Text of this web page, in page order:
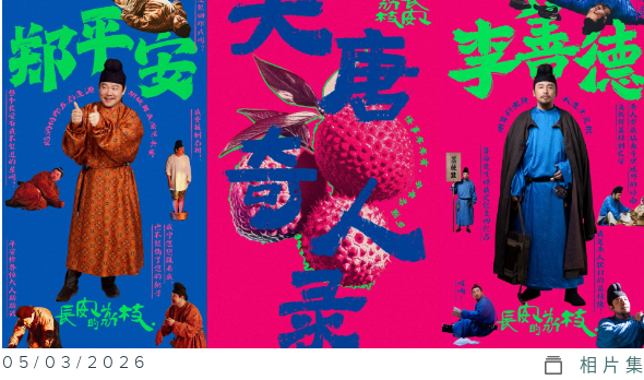
第三十集：何有光
給魚常侍送禮
第二十九集：魚朝
恩與李善德處理荔
枝轉運
第二十八集：李善
德拿到腰牌
05/03/2026 相片集